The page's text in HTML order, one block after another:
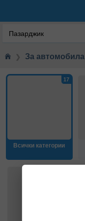
Пазарджик
❯ За автомобила
Всички категории